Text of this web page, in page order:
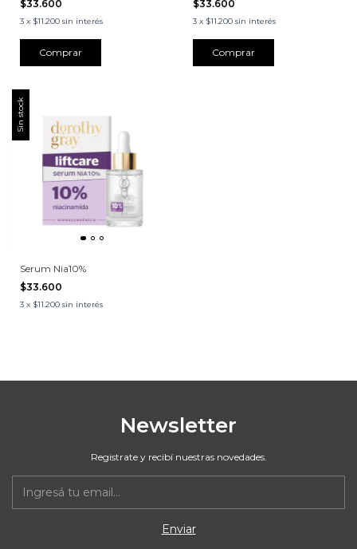
$33.600
3 x $11.200 sin interés
$33.600
3 x $11.200 sin interés
Sin stock
Serum Nia10%
$33.600
3 x $11.200 sin interés
Newsletter
Registrate y recibí nuestras novedades.